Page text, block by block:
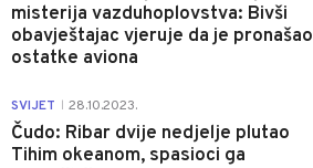
misterija vazduhoplovstva: Bivši
obavještajac vjeruje da je pronašao
ostatke aviona
SVIJET 28.10.2023.
Čudo: Ribar dvije nedjelje plutao
Tihim okeanom, spasioci ga